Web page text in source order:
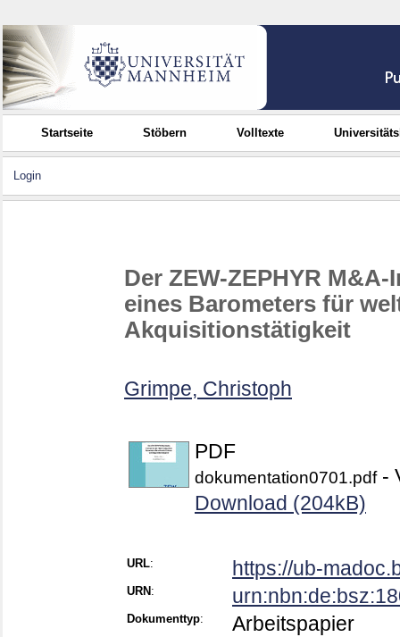
Startseite Stöbern Volltexte
Login
Der ZEW-ZEPHYR
eines Barometers für
Akquisitionstätigkeit
Grimpe, Christoph
PDF
dokumentation0701.pdf-
Download (204kB)
URL: https://ub-
URN :
Dokumenttyp: Arbeitspapier